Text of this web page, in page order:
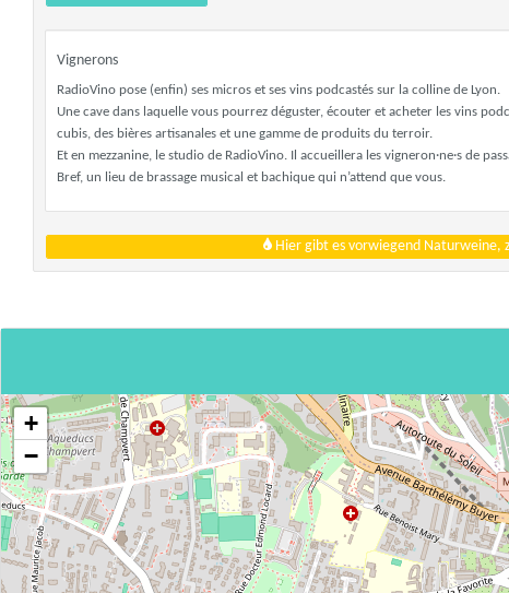
Vignerons
RadioVino pose (enfin) ses micros et ses vins podcastés sur la colline de Lyon.
Une cave dans laquelle vous pourrez déguster, écouter et acheter les vins
cubis, des bières artisanales et une gamme de produits du terroir.
Et en mezzanine, le studio de RadioVino. Il accueillera les vigneron·ne·s de
Bref, un lieu de brassage musical et bachique qui n’attend que vous.
Hier gibt es vorwiegend Naturweine,
+
−